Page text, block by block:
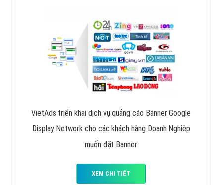
VietAds cùng bạn tìm hiểu về các hình thức
chạy quảng cáo facebook, ưu và nhược điểm của
quảng cáo facebook hiện nay.